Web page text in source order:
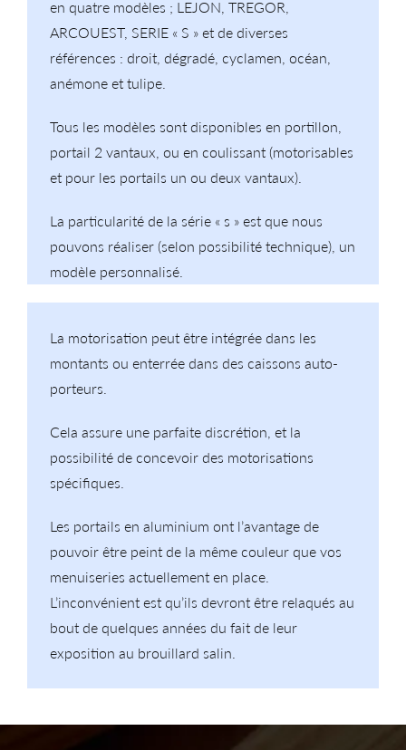
en quatre modèles ; LEJON, TREGOR,
ARCOUEST, SERIE « S » et de diverses
références : droit, dégradé, cyclamen, océan,
anémone et tulipe.
Tous les modèles sont disponibles en portillon,
portail 2 vantaux, ou en coulissant (motorisables
et pour les portails un ou deux vantaux).
La particularité de la série « s » est que nous
pouvons réaliser (selon possibilité technique), un
modèle personnalisé.
La motorisation peut être intégrée dans les
montants ou enterrée dans des caissons auto-
porteurs.
Cela assure une parfaite discrétion, et la
possibilité de concevoir des motorisations
spécifiques.
Les portails en aluminium ont l’avantage de
pouvoir être peint de la même couleur que vos
menuiseries actuellement en place.
L’inconvénient est qu’ils devront être relaqués au
bout de quelques années du fait de leur
exposition au brouillard salin.